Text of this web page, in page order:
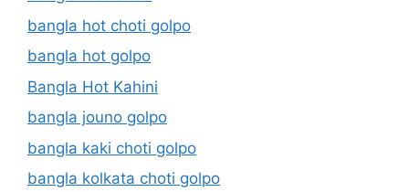
bangla hot choti golpo
bangla hot golpo
Bangla Hot Kahini
bangla jouno golpo
bangla kaki choti golpo
bangla kolkata choti golpo